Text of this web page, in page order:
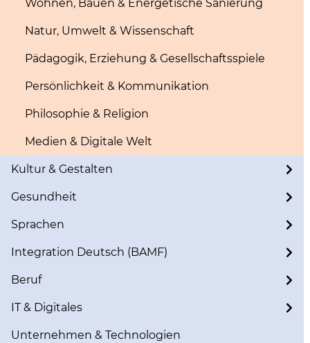
Wohnen, Bauen & Energetische Sanierung
Natur, Umwelt & Wissenschaft
Pädagogik, Erziehung & Gesellschaftsspiele
Persönlichkeit & Kommunikation
Philosophie & Religion
Medien & Digitale Welt
Kultur & Gestalten
Gesundheit
Sprachen
Integration Deutsch (BAMF)
Beruf
IT & Digitales
Unternehmen & Technologien